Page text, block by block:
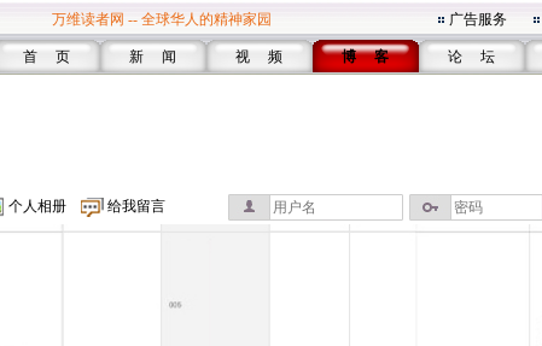
万维读者网 -- 全球华人的精神家园 广告服务
首 页 新 闻 视 频 博 客 论 坛
个人相册 给我留言